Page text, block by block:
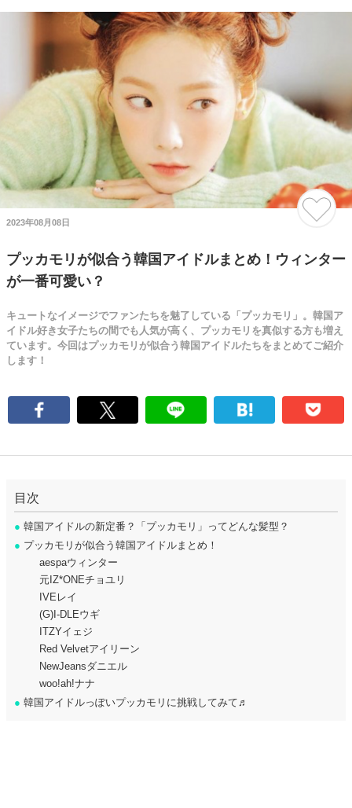
2023年08月08日
プッカモリが似合う韓国アイドルまとめ！ウィンター
が一番可愛い？
キュートなイメージでファンたちを魅了している「プッカモリ」。韓国ア
イドル好き女子たちの間でも人気が高く、プッカモリを真似する方も増え
ています。今回はプッカモリが似合う韓国アイドルたちをまとめてご紹介
します！
目次
● 韓国アイドルの新定番？「プッカモリ」ってどんな髪型？
● プッカモリが似合う韓国アイドルまとめ！
aespaウィンター
元IZ*ONEチョユリ
IVEレイ
(G)I-DLEウギ
ITZYイェジ
Red Velvetアイリーン
NewJeansダニエル
woo!ah!ナナ
● 韓国アイドルっぽいプッカモリに挑戦してみて♬